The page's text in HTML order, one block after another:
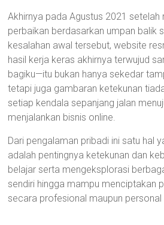
Akhirnya pada Agustus 2021 setelah
perbaikan berdasarkan umpan balik
kesalahan awal tersebut, website
hasil kerja keras akhirnya terwujud
bagiku—itu bukan hanya sekedar
tetapi juga gambaran ketekunan
setiap kendala sepanjang jalan
menjalankan bisnis online.
Dari pengalaman pribadi ini satu hal
adalah pentingnya ketekunan dan
belajar serta mengeksplorasi
sendiri hingga mampu menciptakan
secara profesional maupun